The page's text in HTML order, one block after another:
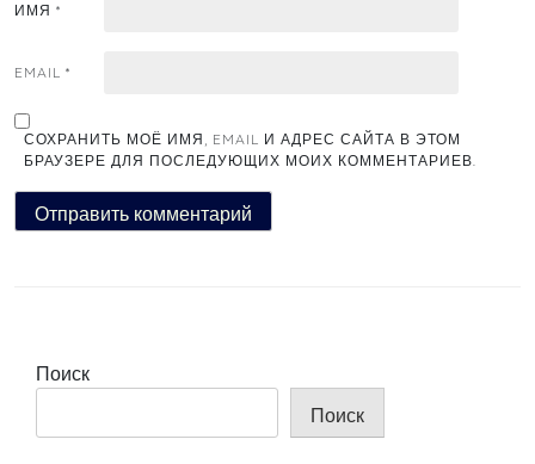
ИМЯ *
EMAIL *
СОХРАНИТЬ МОЁ ИМЯ, EMAIL И АДРЕС САЙТА В ЭТОМ
БРАУЗЕРЕ ДЛЯ ПОСЛЕДУЮЩИХ МОИХ КОММЕНТАРИЕВ.
Поиск
Поиск